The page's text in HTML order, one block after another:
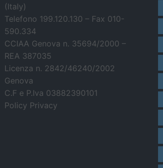
(Italy)
Telefono 199.120.130 – Fax 010-
590.334
CCIAA Genova n. 35694/2000 –
REA 387035
Licenza n. 2842/46240/2002
Genova
C.F e P.Iva 03882390101
Policy Privacy